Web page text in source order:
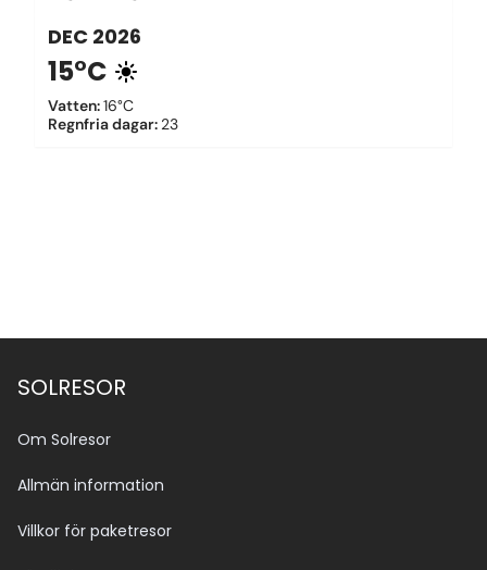
DEC 2026
15°C
Vatten:16°C
Regnfria dagar: 23
SOLRESOR
Om Solresor
Allmän information
Villkor för paketresor